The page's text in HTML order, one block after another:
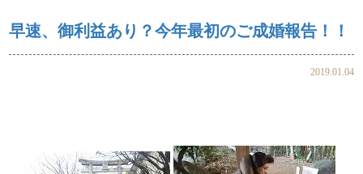
早速、御利益あり？今年最初のご成婚報告！！
2019.01.04